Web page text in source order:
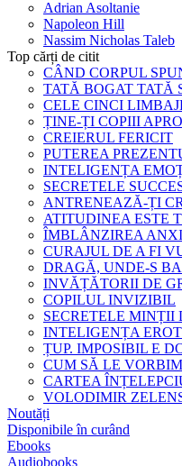
Adrian Asoltanie
Napoleon Hill
Nassim Nicholas Taleb
Top cărți de citit
CÂND CORPUL
TATĂ BOGAT TATĂ
CELE CINCI
ȚINE-ȚI COPIII
CREIERUL FERICIT
PUTEREA
INTELIGENȚA
SECRETELE
ANTRENEAZĂ-ȚI
ATITUDINEA ESTE
ÎMBLÂNZIREA
CURAJUL DE A FI
DRAGĂ, UNDE-S
INVĂȚĂTORII DE
COPILUL INVIZIBIL
SECRETELE MINȚII
INTELIGENȚA
ȚUP. IMPOSIBIL E
CUM SĂ LE
CARTEA
VOLODIMIR
Noutăți
Disponibile în curând
Ebooks
Audiobooks